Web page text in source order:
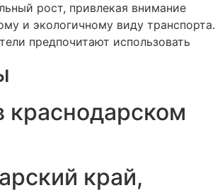
рост, привлекая внимание
и экологичному виду транспорта.
предпочитают использовать
краснодарском
край,